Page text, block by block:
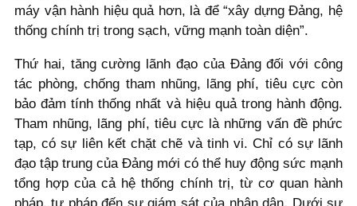
máy vận hành hiệu quả hơn, là để “xây dựng Đảng, hệ
thống chính trị trong sạch, vững mạnh toàn diện”.
Thứ hai, tăng cường lãnh đạo của Đảng đối với công
tác phòng, chống tham nhũng, lãng phí, tiêu cực còn
bảo đảm tính thống nhất và hiệu quả trong hành động.
Tham nhũng, lãng phí, tiêu cực là những vấn đề phức
tạp, có sự liên kết chặt chẽ và tinh vi. Chỉ có sự lãnh
đạo tập trung của Đảng mới có thể huy động sức mạnh
tổng hợp của cả hệ thống chính trị, từ cơ quan hành